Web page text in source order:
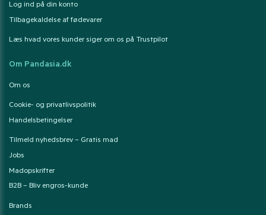
Log ind på din konto
Tilbagekaldelse af fødevarer
Læs hvad vores kunder siger om os på Trustpilot
Om Pandasia.dk
Om os
Cookie- og privatlivspolitik
Handelsbetingelser
Tilmeld nyhedsbrev – Gratis mad
Jobs
Madopskrifter
B2B – Bliv engros-kunde
Brands